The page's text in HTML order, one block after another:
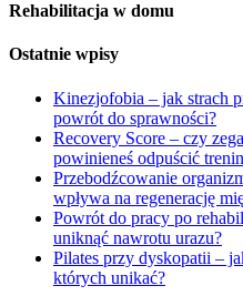
Rehabilitacja w domu
Ostatnie wpisy
Kinezjofobia – jak strach
powrót do sprawności?
Recovery Score – czy
powinieneś odpuścić
Przebodźcowanie
wpływa na regenerację
Powrót do pracy po
uniknąć nawrotu urazu?
Pilates przy dyskopatii –
których unikać?